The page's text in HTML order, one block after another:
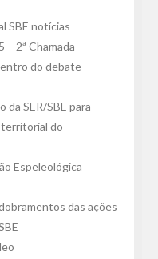
SBE notícias
– 2ª Chamada
do debate
da SER/SBE para
do
Espeleológica
das ações